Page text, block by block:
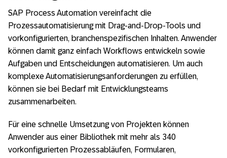
SAP Process Automation vereinfacht die
Prozessautomatisierung mit Drag-and-Drop-Tools und
vorkonfigurierten, branchenspezifischen Inhalten. Anwender
können damit ganz einfach Workflows entwickeln sowie
Aufgaben und Entscheidungen automatisieren. Um auch
komplexe Automatisierungsanforderungen zu erfüllen,
können sie bei Bedarf mit Entwicklungsteams
zusammenarbeiten.
Für eine schnelle Umsetzung von Projekten können
Anwender aus einer Bibliothek mit mehr als 340
vorkonfigurierten Prozessabläufen, Formularen,